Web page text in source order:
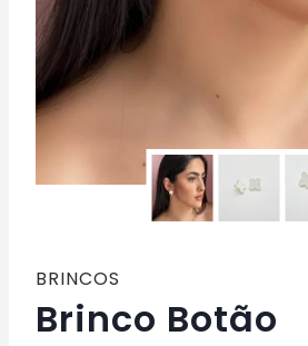
BRINCOS
Brinco Botão